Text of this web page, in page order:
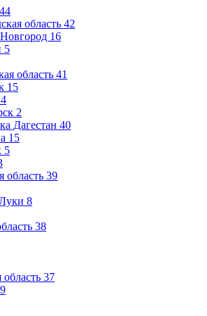
44
область 42
16
5
область 41
15
4
2
Дагестан 40
15
5
область 39
8
38
37